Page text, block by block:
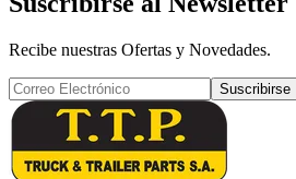
Recibe nuestras Ofertas y Novedades.
Suscribirse